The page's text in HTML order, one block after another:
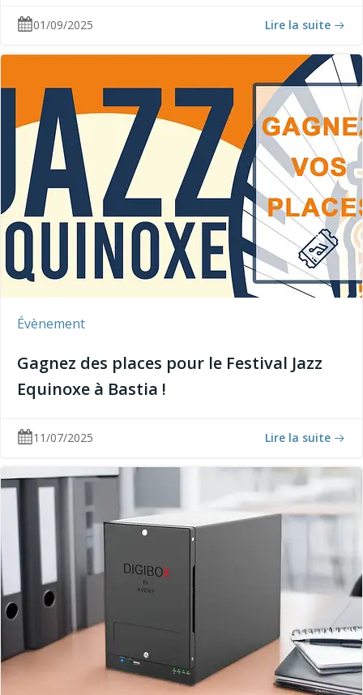
01/09/2025 Lire la suite
Évènement
Gagnez des places pour le Festival Jazz
Equinoxe à Bastia !
11/07/2025 Lire la suite